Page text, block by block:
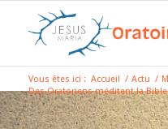
Vous êtes ici : Accueil / Actu /
Des Oratoriens méditent la